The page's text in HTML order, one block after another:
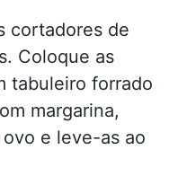
cortadores de
Coloque as
tabuleiro forrado
margarina,
e leve-as ao